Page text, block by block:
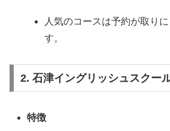
人気のコースは予約が取り
す。
2. 石津イングリッシュスクー
特徴